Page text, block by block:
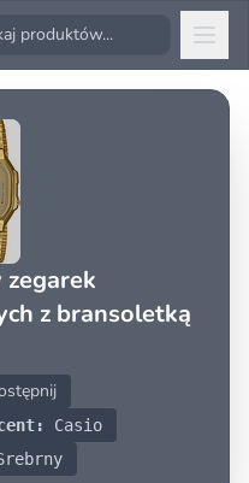
z bransoletką
Casio